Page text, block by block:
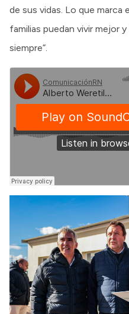
de sus vidas. Lo que marca
familias puedan vivir mejor
siempre”.